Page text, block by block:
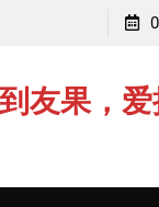
到友果，爱